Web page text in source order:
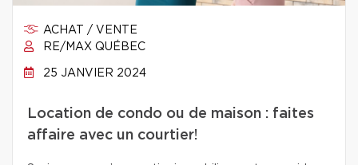
ACHAT / VENTE
RE/MAX QUÉBEC
25 JANVIER 2024
Location de condo ou de maison : faites
affaire avec un courtier!